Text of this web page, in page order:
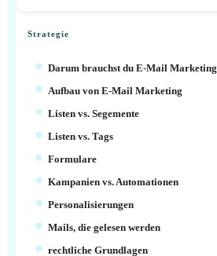
Strategie
Darum brauchst du E-Mail Marketing
Aufbau von E-Mail Marketing
Listen vs. Segemente
Listen vs. Tags
Formulare
Kampanien vs. Automationen
Personalisierungen
Mails, die gelesen werden
rechtliche Grundlagen